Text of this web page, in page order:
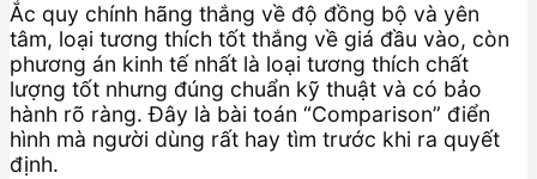
Ắc quy chính hãng thắng về độ đồng bộ và yên
tâm, loại tương thích tốt thắng về giá đầu vào, còn
phương án kinh tế nhất là loại tương thích chất
lượng tốt nhưng đúng chuẩn kỹ thuật và có bảo
hành rõ ràng. Đây là bài toán “Comparison” điển
hình mà người dùng rất hay tìm trước khi ra quyết
định.